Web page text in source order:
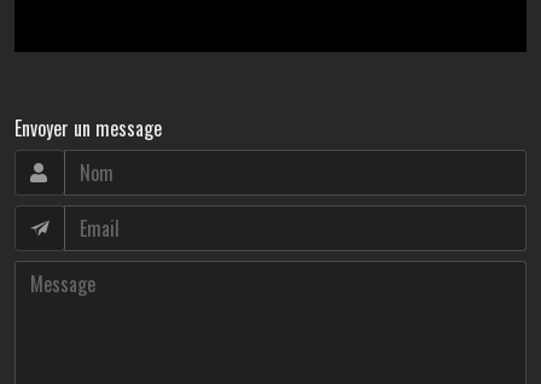
Envoyer un message